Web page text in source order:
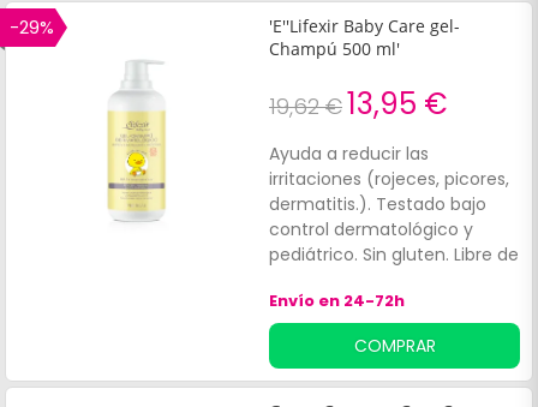
-29%
'E''Lifexir Baby Care gel-
Champú 500 ml'
19,62 €13,95 €
Ayuda a reducir las
irritaciones (rojeces, picores,
dermatitis.). Testado bajo
control dermatológico y
pediátrico. Sin gluten. Libre de
mineral oils y PEG''s.' Limpieza
suave para piel y cabello.
Proporciona hidratación.
Envío en 24-72h
COMPRAR